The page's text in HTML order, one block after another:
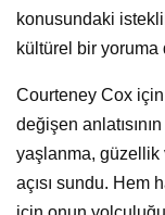
konusundaki
kültürel bir yoruma
Courteney Cox
değişen
yaşlanma, güzellik
açısı sundu. Hem